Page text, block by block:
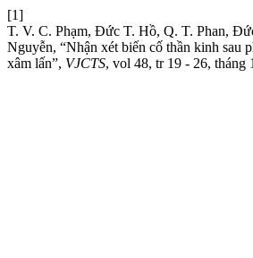
[1]
T. V. C. Phạm, Đức T. Hồ, Q. T. Phan,
Nguyễn, “Nhận xét biến cố thần kinh sau
xâm lấn”, VJCTS, vol 48, tr 19 - 26, tháng